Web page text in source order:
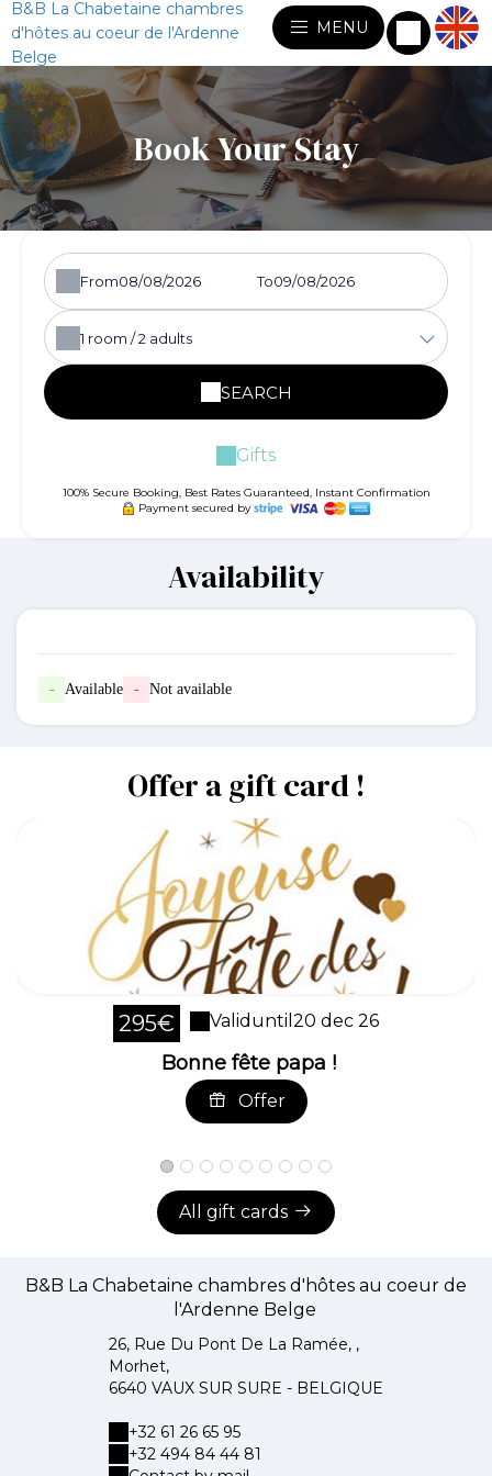
B&B La Chabetaine chambres
d'hôtes au coeur de l'Ardenne
Belge
MENU
Book Your Stay
From To
1 room /2 adults
SEARCH
Gifts
100% Secure Booking, Best Rates Guaranteed, Instant Confirmation
Payment secured by
Availability
- Available - Not available
Offer a gift card !
295€ Valid until 20 dec 26
Bonne fête papa !
Offer
All gift cards
B&B La Chabetaine chambres d'hôtes au coeur de
l'Ardenne Belge
26, Rue Du Pont De La Ramée, ,
Morhet,
6640 VAUX SUR SURE - BELGIQUE
+32 61 26 65 95
+32 494 84 44 81